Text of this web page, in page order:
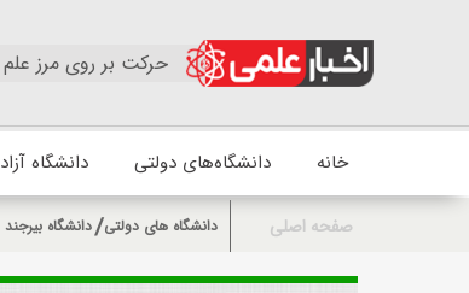
حرکت بر روی مرز علم
خانه دانشگاه‌های دولتی دانشگاه آزاد
صفحه اصلی دانشگاه های دولتی دانشگاه بیرجند